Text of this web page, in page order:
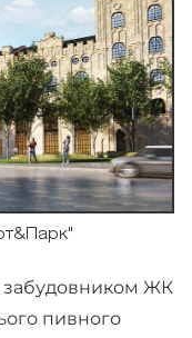
забудовником ЖК
пивного